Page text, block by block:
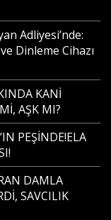
Adliyesi’nde:
Dinleme Cihazı
KANİ
AŞK MI?
PEŞİNDE!ELA
DAMLA
SAVCILIK